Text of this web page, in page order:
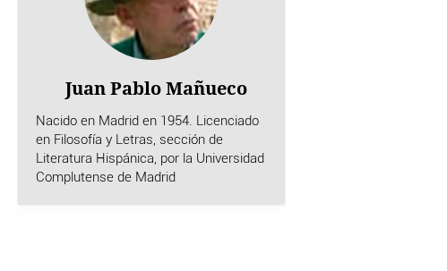
Juan Pablo Mañueco
Nacido en Madrid en 1954. Licenciado
en Filosofía y Letras, sección de
Literatura Hispánica, por la Universidad
Complutense de Madrid